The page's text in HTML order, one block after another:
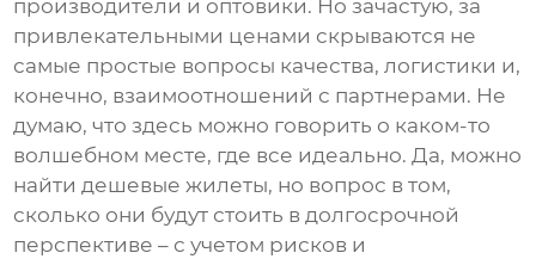
производители и оптовики. Но зачастую, за
привлекательными ценами скрываются не
самые простые вопросы качества, логистики и,
конечно, взаимоотношений с партнерами. Не
думаю, что здесь можно говорить о каком-то
волшебном месте, где все идеально. Да, можно
найти дешевые жилеты, но вопрос в том,
сколько они будут стоить в долгосрочной
перспективе – с учетом рисков и